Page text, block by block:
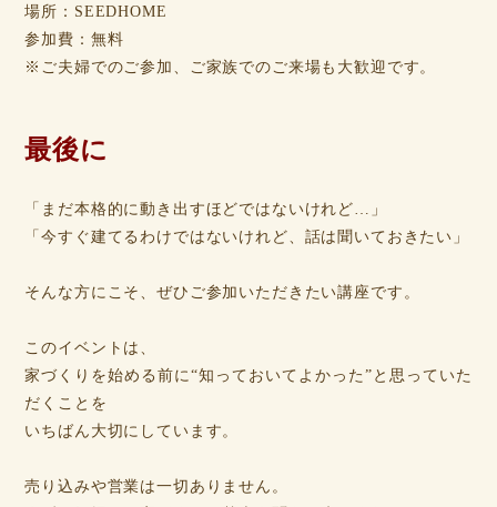
場所：SEEDHOME
参加費：無料
※ご夫婦でのご参加、ご家族でのご来場も大歓迎です。
最後に
「まだ本格的に動き出すほどではないけれど…」
「今すぐ建てるわけではないけれど、話は聞いておきたい」
そんな方にこそ、ぜひご参加いただきたい講座です。
このイベントは、
家づくりを始める前に“知っておいてよかった”と思っていた
だくことを
いちばん大切にしています。
売り込みや営業は一切ありません。